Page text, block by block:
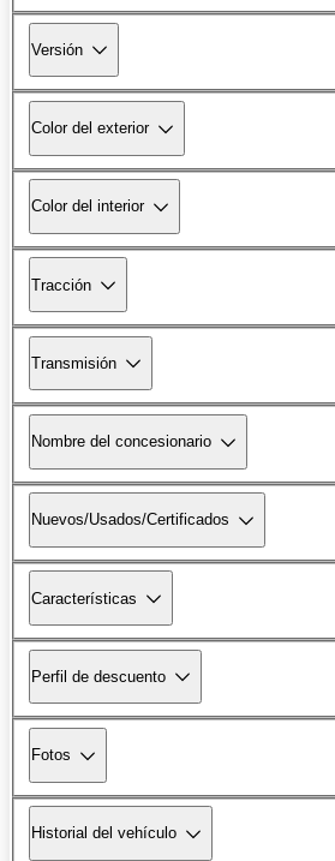
Versión
Color del exterior
Color del interior
Tracción
Transmisión
Nombre del concesionario
Nuevos/Usados/Certificados
Características
Perfil de descuento
Fotos
Historial del vehículo